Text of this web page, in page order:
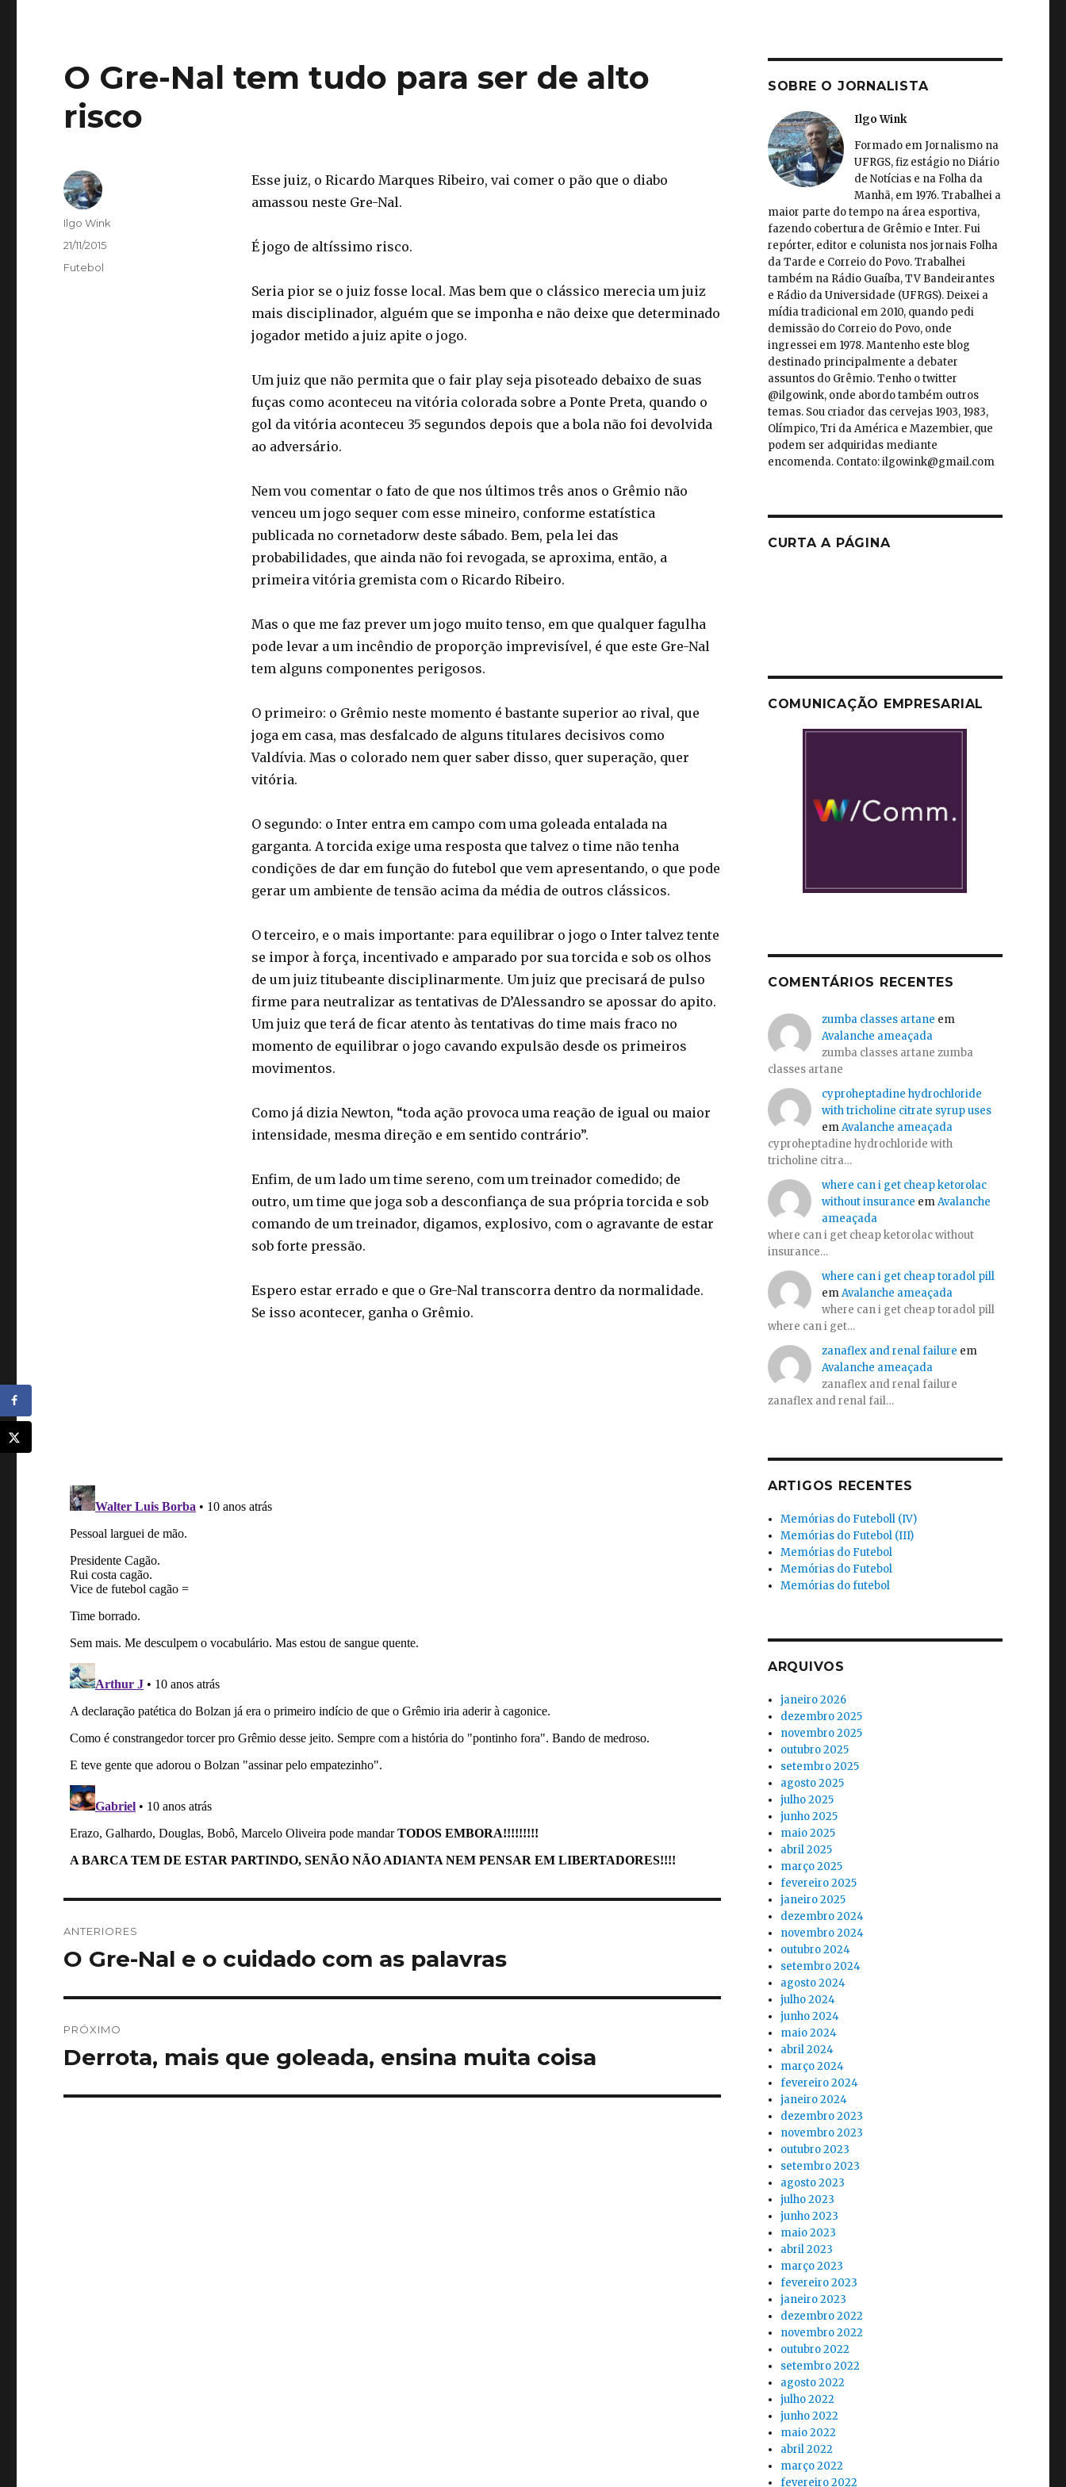
O Gre-Nal tem tudo para ser de alto
risco
Esse juiz, o Ricardo Marques Ribeiro, vai comer o pão que o diabo
amassou neste Gre-Nal.
É jogo de altíssimo risco.
Seria pior se o juiz fosse local. Mas bem que o clássico merecia um juiz
mais disciplinador, alguém que se imponha e não deixe que determinado
jogador metido a juiz apite o jogo.
Um juiz que não permita que o fair play seja pisoteado debaixo de suas
fuças como aconteceu na vitória colorada sobre a Ponte Preta, quando o
gol da vitória aconteceu 35 segundos depois que a bola não foi devolvida
ao adversário.
Nem vou comentar o fato de que nos últimos três anos o Grêmio não
venceu um jogo sequer com esse mineiro, conforme estatística
publicada no cornetadorw deste sábado. Bem, pela lei das
probabilidades, que ainda não foi revogada, se aproxima, então, a
primeira vitória gremista com o Ricardo Ribeiro.
Mas o que me faz prever um jogo muito tenso, em que qualquer fagulha
pode levar a um incêndio de proporção imprevisível, é que este Gre-Nal
tem alguns componentes perigosos.
O primeiro: o Grêmio neste momento é bastante superior ao rival, que
joga em casa, mas desfalcado de alguns titulares decisivos como
Valdívia. Mas o colorado nem quer saber disso, quer superação, quer
vitória.
O segundo: o Inter entra em campo com uma goleada entalada na
garganta. A torcida exige uma resposta que talvez o time não tenha
condições de dar em função do futebol que vem apresentando, o que pode
gerar um ambiente de tensão acima da média de outros clássicos.
O terceiro, e o mais importante: para equilibrar o jogo o Inter talvez tente
se impor à força, incentivado e amparado por sua torcida e sob os olhos
de um juiz titubeante disciplinarmente. Um juiz que precisará de pulso
firme para neutralizar as tentativas de D’Alessandro se apossar do apito.
Um juiz que terá de ficar atento às tentativas do time mais fraco no
momento de equilibrar o jogo cavando expulsão desde os primeiros
movimentos.
Como já dizia Newton, “toda ação provoca uma reação de igual ou maior
intensidade, mesma direção e em sentido contrário”.
Enfim, de um lado um time sereno, com um treinador comedido; de
outro, um time que joga sob a desconfiança de sua própria torcida e sob
comando de um treinador, digamos, explosivo, com o agravante de estar
sob forte pressão.
Espero estar errado e que o Gre-Nal transcorra dentro da normalidade.
Se isso acontecer, ganha o Grêmio.
Autor
Ilgo Wink
Publicado
21/11/2015
Categorias
Futebol
de
ANTERIORES
Post
O Gre-Nal e o cuidado com as palavras
PRÓXIMO
Próximo
Derrota, mais que goleada, ensina muita coisa
SOBRE O JORNALISTA
Ilgo Wink
Formado em Jornalismo na
UFRGS, fiz estágio no Diário
de Notícias e na Folha da
Manhã, em 1976. Trabalhei a
maior parte do tempo na área esportiva,
fazendo cobertura de Grêmio e Inter. Fui
repórter, editor e colunista nos jornais Folha
da Tarde e Correio do Povo. Trabalhei
também na Rádio Guaíba, TV Bandeirantes
e Rádio da Universidade (UFRGS). Deixei a
mídia tradicional em 2010, quando pedi
demissão do Correio do Povo, onde
ingressei em 1978. Mantenho este blog
destinado principalmente a debater
assuntos do Grêmio. Tenho o twitter
@ilgowink, onde abordo também outros
temas. Sou criador das cervejas 1903, 1983,
Olímpico, Tri da América e Mazembier, que
podem ser adquiridas mediante
encomenda. Contato: ilgowink@gmail.com
CURTA A PÁGINA
COMUNICAÇÃO EMPRESARIAL
COMENTÁRIOS RECENTES
zumba classes artane em
Avalanche ameaçada
zumba classes artane zumba
classes artane
cyproheptadine hydrochloride
with tricholine citrate syrup uses
emAvalanche ameaçada
cyproheptadine hydrochloride with
tricholine citra…
where can i get cheap ketorolac
without insurance emAvalanche
ameaçada
where can i get cheap ketorolac without
insurance…
where can i get cheap toradol pill
emAvalanche ameaçada
where can i get cheap toradol pill
where can i get…
zanaflex and renal failure em
Avalanche ameaçada
zanaflex and renal failure
zanaflex and renal fail…
ARTIGOS RECENTES
Memórias do Futeboll (IV)
Memórias do Futebol (III)
Memórias do Futebol
Memórias do Futebol
Memórias do futebol
ARQUIVOS
janeiro 2026
dezembro 2025
novembro 2025
outubro 2025
setembro 2025
agosto 2025
julho 2025
junho 2025
maio 2025
abril 2025
março 2025
fevereiro 2025
janeiro 2025
dezembro 2024
novembro 2024
outubro 2024
setembro 2024
agosto 2024
julho 2024
junho 2024
maio 2024
abril 2024
março 2024
fevereiro 2024
janeiro 2024
dezembro 2023
novembro 2023
outubro 2023
setembro 2023
agosto 2023
julho 2023
junho 2023
maio 2023
abril 2023
março 2023
fevereiro 2023
janeiro 2023
dezembro 2022
novembro 2022
outubro 2022
setembro 2022
agosto 2022
julho 2022
junho 2022
maio 2022
abril 2022
março 2022
fevereiro 2022